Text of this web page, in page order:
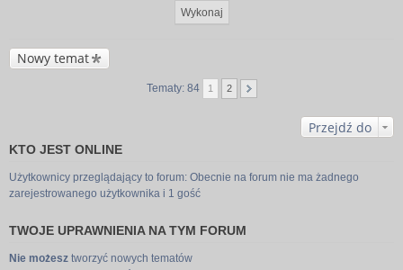
Nowy temat
Tematy: 84 1 2
Przejdź do
KTO JEST ONLINE
Użytkownicy przeglądający to forum: Obecnie na forum nie ma żadnego
zarejestrowanego użytkownika i 1 gość
TWOJE UPRAWNIENIA NA TYM FORUM
Nie możesz tworzyć nowych tematów